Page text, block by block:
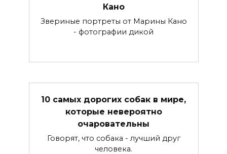
Кано
Звериные портреты от Марины Кано
- фотографии дикой
10 самых дорогих собак в мире,
которые невероятно
очаровательны
Говорят, что собака - лучший друг
человека.